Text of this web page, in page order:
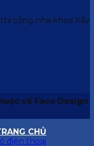
về Faco Design
CHỦ